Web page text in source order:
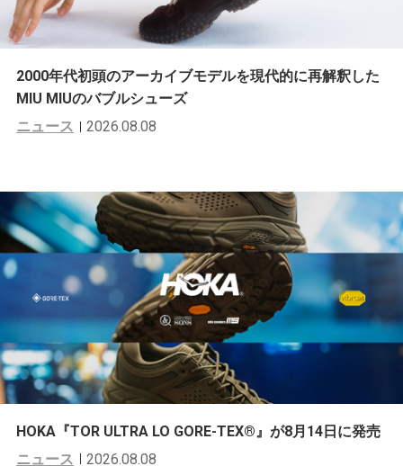
2000年代初頭のアーカイブモデルを現代的に再解釈した
MIU MIUのバブルシューズ
ニュース
2026.08.08
HOKA『TOR ULTRA LO GORE-TEX®︎』が8月14日に発売
ニュース
2026.08.08